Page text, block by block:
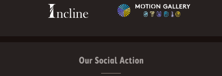
Our Social Action